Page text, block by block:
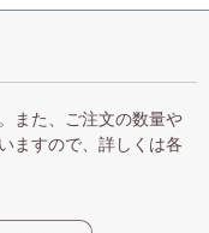
また、ご注文の数量や
ますので、詳しくは各